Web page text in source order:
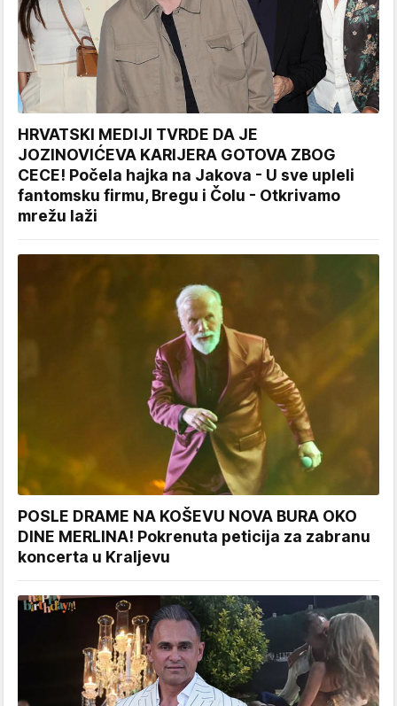
HRVATSKI MEDIJI TVRDE DA JE
JOZINOVIĆEVA KARIJERA GOTOVA ZBOG
CECE! Počela hajka na Jakova - U sve upleli
fantomsku firmu, Bregu i Čolu - Otkrivamo
mrežu laži
POSLE DRAME NA KOŠEVU NOVA BURA OKO
DINE MERLINA! Pokrenuta peticija za zabranu
koncerta u Kraljevu